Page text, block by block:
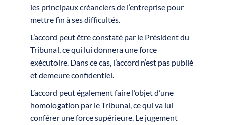
les principaux créanciers de l’entreprise pour
mettre fin à ses difficultés.
L’accord peut être constaté par le Président du
Tribunal, ce qui lui donnera une force
exécutoire. Dans ce cas, l’accord n’est pas publié
et demeure confidentiel.
L’accord peut également faire l’objet d’une
homologation par le Tribunal, ce qui va lui
conférer une force supérieure. Le jugement